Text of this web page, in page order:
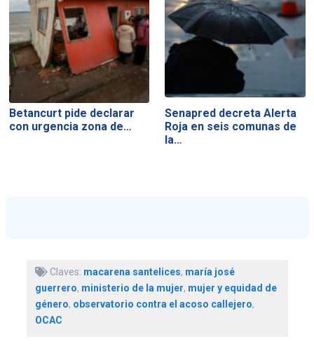
Betancurt pide declarar
con urgencia zona de…
Senapred decreta Alerta
Roja en seis comunas de
la…
Claves: macarena santelices, maría josé
guerrero, ministerio de la mujer, mujer y equidad de
género, observatorio contra el acoso callejero,
OCAC